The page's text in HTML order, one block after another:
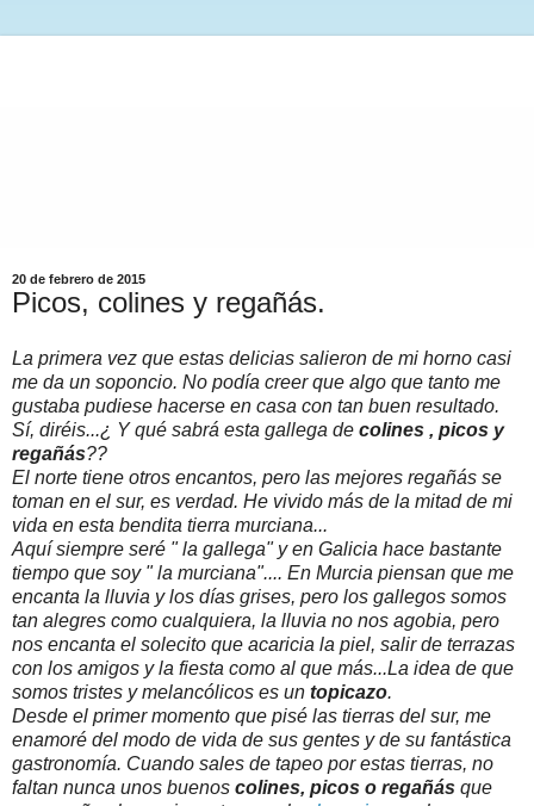
20 de febrero de 2015
Picos, colines y regañás.
La primera vez que estas delicias salieron de mi horno casi
me da un soponcio. No podía creer que algo que tanto me
gustaba pudiese hacerse en casa con tan buen resultado.
Sí, diréis...¿ Y qué sabrá esta gallega de colines , picos y
regañás??
El norte tiene otros encantos, pero las mejores regañás se
toman en el sur, es verdad. He vivido más de la mitad de mi
vida en esta bendita tierra murciana...
Aquí siempre seré " la gallega" y en Galicia hace bastante
tiempo que soy " la murciana".... En Murcia piensan que me
encanta la lluvia y los días grises, pero los gallegos somos
tan alegres como cualquiera, la lluvia no nos agobia, pero
nos encanta el solecito que acaricia la piel, salir de terrazas
con los amigos y la fiesta como al que más...La idea de que
somos tristes y melancólicos es un topicazo.
Desde el primer momento que pisé las tierras del sur, me
enamoré del modo de vida de sus gentes y de su fantástica
gastronomía. Cuando sales de tapeo por estas tierras, no
faltan nunca unos buenos colines, picos o regañás que